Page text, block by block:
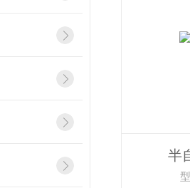
半